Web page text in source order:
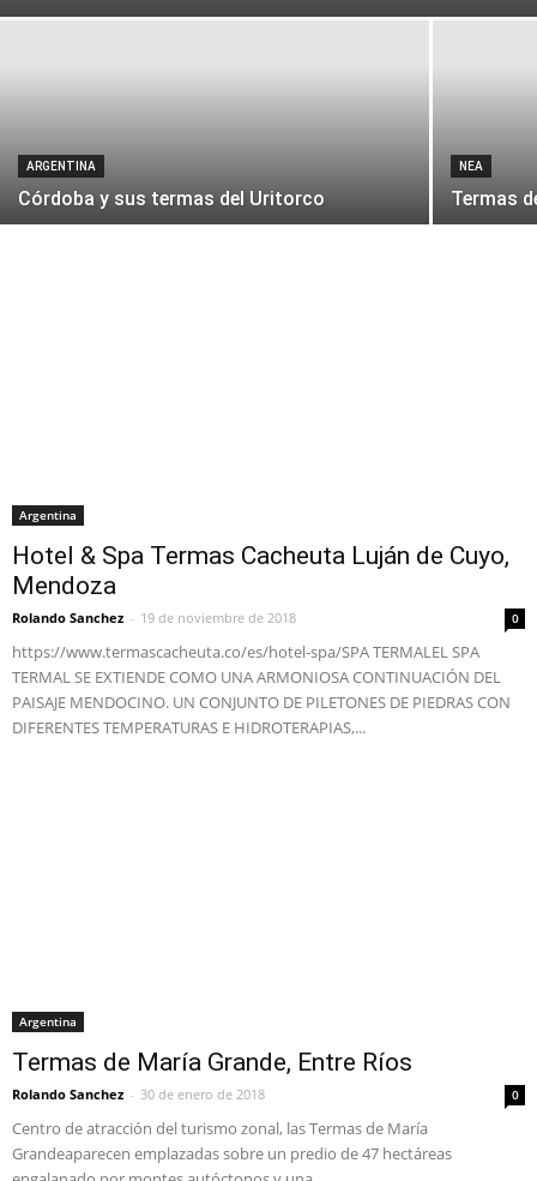
ARGENTINA
Córdoba y sus termas del Uritorco
NEA
Termas
Argentina
Hotel & Spa Termas Cacheuta Luján de Cuyo,
Mendoza
Rolando Sanchez - 19 de noviembre de 2018 0
https://www.termascacheuta.co/es/hotel-spa/SPA TERMALEL SPA
TERMAL SE EXTIENDE COMO UNA ARMONIOSA CONTINUACIÓN DEL
PAISAJE MENDOCINO. UN CONJUNTO DE PILETONES DE PIEDRAS CON
DIFERENTES TEMPERATURAS E HIDROTERAPIAS,...
Argentina
Termas de María Grande, Entre Ríos
Rolando Sanchez - 30 de enero de 2018 0
Centro de atracción del turismo zonal, las Termas de María
Grandeaparecen emplazadas sobre un predio de 47 hectáreas